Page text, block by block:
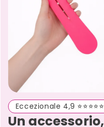
Eccezionale 4,9 ⭐⭐⭐⭐⭐
Un accessorio,